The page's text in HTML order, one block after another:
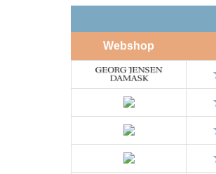
Webshop